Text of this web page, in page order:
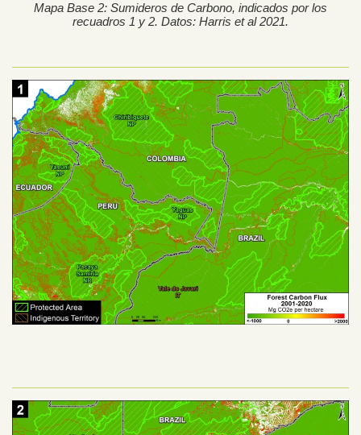
Mapa Base 2: Sumideros de Carbono, indicados por los
recuadros 1 y 2. Datos: Harris et al 2021.